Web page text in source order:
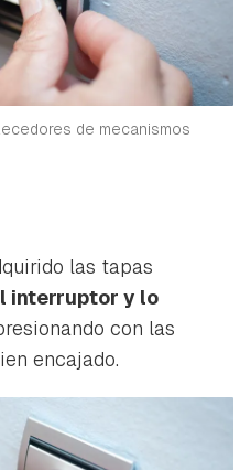
de mecanismos
las tapas
interruptor y lo
con las
encajado.